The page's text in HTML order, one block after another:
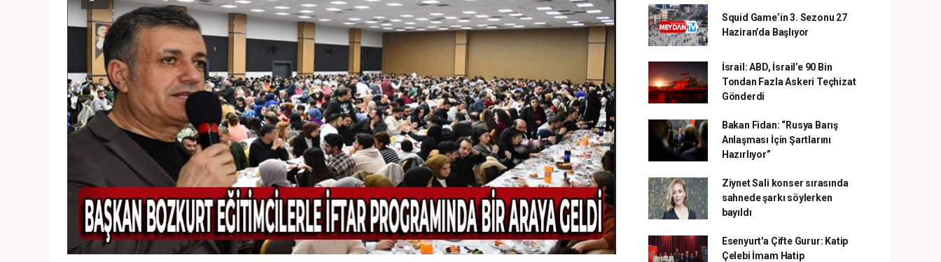
Squid Game’in 3. Sezonu 27
Haziran’da Başlıyor
İsrail: ABD, İsrail’e 90 Bin
Tondan Fazla Askeri Teçhizat
Gönderdi
Bakan Fidan: “Rusya Barış
Anlaşması İçin Şartlarını
Hazırlıyor”
Ziynet Sali konser sırasında
sahnede şarkı söylerken
bayıldı
Esenyurt'a Çifte Gurur: Katip
Çelebi İmam Hatip